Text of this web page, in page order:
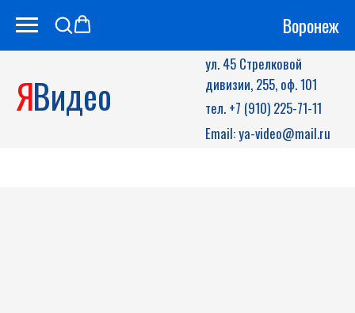
Воронеж
дивизии, 255, оф. 101
Email: ya-video@mail.ru